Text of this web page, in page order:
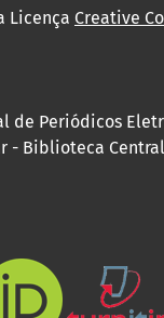
Licença Creative
Periódicos
- Biblioteca